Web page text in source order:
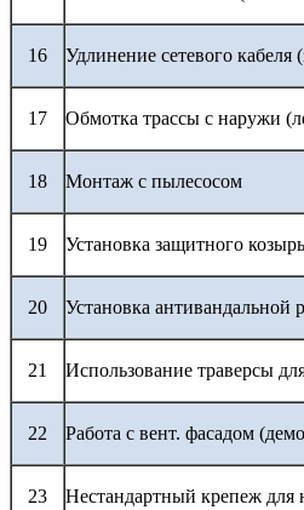
16 Удлинение сетевого кабеля
17 Обмотка трассы с наружи
18 Монтаж с пылесосом
19 Установка защитного
20 Установка антивандальной
21 Использование траверсы
22 Работа с вент. фасадом
23 Нестандартный крепеж для